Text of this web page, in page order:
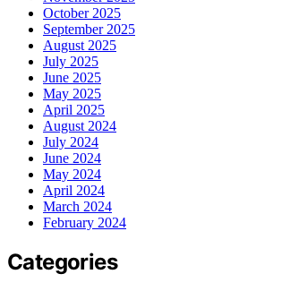
October 2025
September 2025
August 2025
July 2025
June 2025
May 2025
April 2025
August 2024
July 2024
June 2024
May 2024
April 2024
March 2024
February 2024
Categories